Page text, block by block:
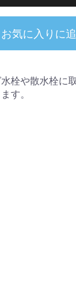
お気に入りに
栓や散水栓に
す。